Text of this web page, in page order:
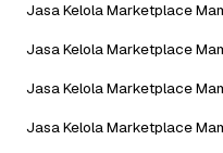
Jasa Kelola Marketplace
Jasa Kelola Marketplace
Jasa Kelola Marketplace
Jasa Kelola Marketplace